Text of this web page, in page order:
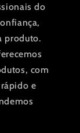
do
produto.
com
e